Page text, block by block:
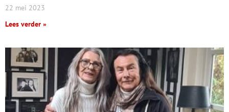
22 mei 2023
Lees verder »